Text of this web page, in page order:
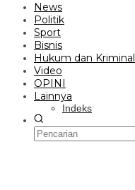
News
Politik
Sport
Bisnis
Hukum dan Kriminal
Video
OPINI
Lainnya
Indeks